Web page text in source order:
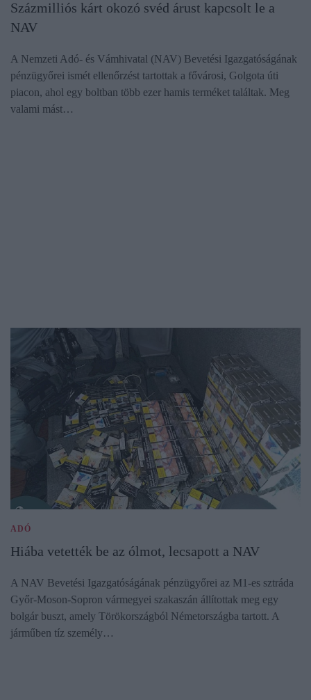
Százmilliós kárt okozó svéd árust kapcsolt le a
NAV
A Nemzeti Adó- és Vámhivatal (NAV) Bevetési Igazgatóságának
pénzügyőrei ismét ellenőrzést tartottak a fővárosi, Golgota úti
piacon, ahol egy boltban több ezer hamis terméket találtak. Meg
valami mást…
ADÓ
Hiába vetették be az ólmot, lecsapott a NAV
A NAV Bevetési Igazgatóságának pénzügyőrei az M1-es sztráda
Győr-Moson-Sopron vármegyei szakaszán állítottak meg egy
bolgár buszt, amely Törökországból Németországba tartott. A
járműben tíz személy…